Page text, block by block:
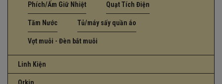
Phích/Ấm Giữ Nhiệt Quạt Tích Điện
Tăm Nước Tủ/máy sấy quần áo
Vợt muỗi - Đèn bắt muỗi
Linh Kiện